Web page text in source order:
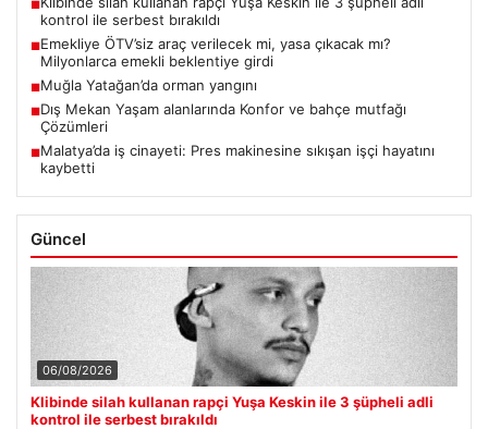
■
kontrol ile serbest bırakıldı
■Emekliye ÖTV’siz araç verilecek mi, yasa çıkacak mı?
Milyonlarca emekli beklentiye girdi
■Muğla Yatağan’da orman yangını
■Dış Mekan Yaşam alanlarında Konfor ve bahçe mutfağı
Çözümleri
■Malatya’da iş cinayeti: Pres makinesine sıkışan işçi hayatını
kaybetti
Güncel
06/08/2026
Klibinde silah kullanan rapçi Yuşa Keskin ile 3 şüpheli adli
kontrol ile serbest bırakıldı